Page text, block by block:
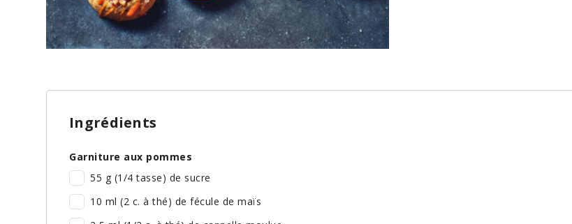
Ingrédients
Garniture aux pommes
55 g (1/4 tasse) de sucre
10 ml (2 c. à thé) de fécule de maïs